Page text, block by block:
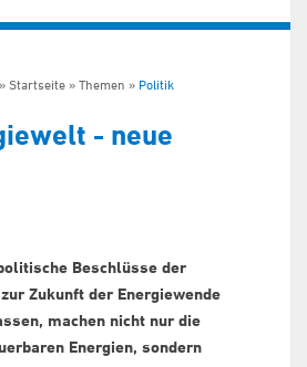
Startseite Themen Politik
- neue
Beschlüsse der
Zukunft der Energiewende
machen nicht nur die
Energien, sondern